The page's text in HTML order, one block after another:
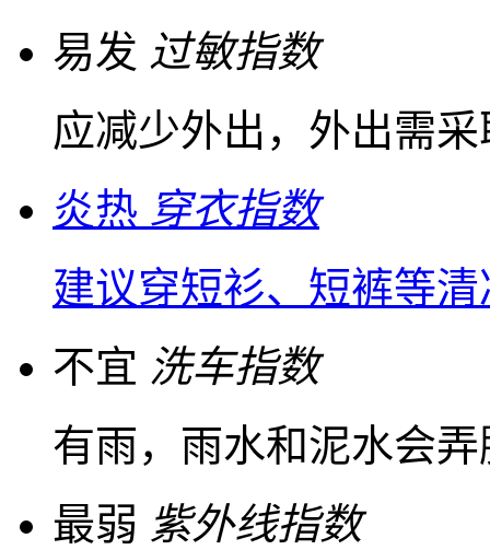
易发 过敏指数
应减少外出，外出需
炎热 穿衣指数
建议穿短衫、短裤等
不宜 洗车指数
有雨，雨水和泥水会
最弱 紫外线指数